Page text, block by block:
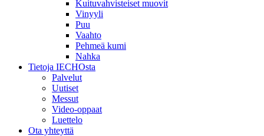
Kuituvahvisteiset muovit
Vinyyli
Puu
Vaahto
Pehmeä kumi
Nahka
Tietoja IECHOsta
Palvelut
Uutiset
Messut
Video-oppaat
Luettelo
Ota yhteyttä